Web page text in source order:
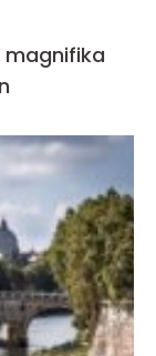
magnifika